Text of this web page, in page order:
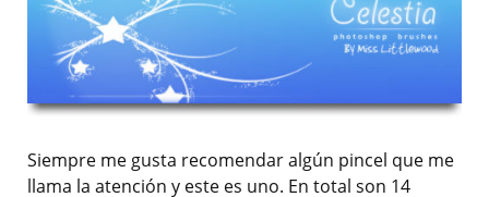
Siempre me gusta recomendar algún pincel que me
llama la atención y este es uno. En total son 14